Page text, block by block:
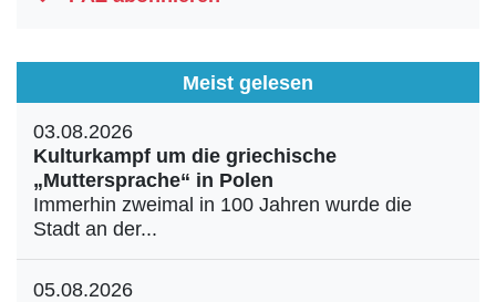
Meist gelesen
03.08.2026
Kulturkampf um die griechische
„Muttersprache“ in Polen
Immerhin zweimal in 100 Jahren wurde die
Stadt an der...
05.08.2026